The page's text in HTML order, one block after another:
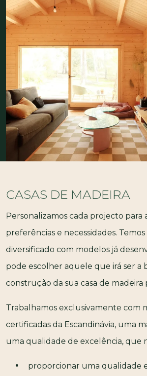
CASAS DE MADEIRA
Personalizamos cada projecto para
preferências e necessidades.
diversificado com modelos já
pode escolher aquele que irá ser a
construção da sua casa de madeira
Trabalhamos exclusivamente com
certificadas da Escandinávia, uma
uma qualidade de excelência, que
proporcionar uma qualidade